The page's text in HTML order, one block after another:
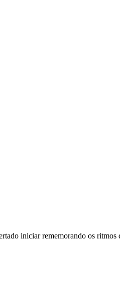
iniciar rememorando os